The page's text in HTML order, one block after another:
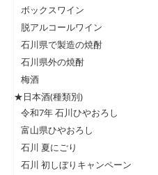
ボックスワイン
脱アルコールワイン
石川県で製造の焼酎
石川県外の焼酎
梅酒
★日本酒(種類別)
令和7年 石川ひやおろし
富山県ひやおろし
石川 夏にごり
石川 初しぼりキャンペーン